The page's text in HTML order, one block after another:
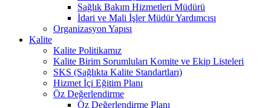
Sağlık Bakım Hizmetleri Müdürü
İdari ve Mali İşler Müdür Yardımcısı
Organizasyon Yapısı
Kalite
Kalite Politikamız
Kalite Birim Sorumluları Komite ve Ekip Listeleri
SKS (Sağlıkta Kalite Standartları)
Hizmet İçi Eğitim Planı
Öz Değerlendirme
Öz Değerlendirme Planı